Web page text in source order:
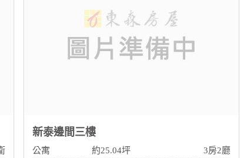
新泰邊間三樓
公寓 約25.04坪
3房2廳